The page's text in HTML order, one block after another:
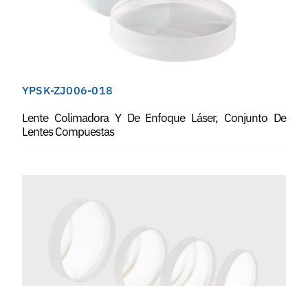
YPSK-ZJ006-018
Lente Colimadora Y De Enfoque Láser, Conjunto De
Lentes Compuestas